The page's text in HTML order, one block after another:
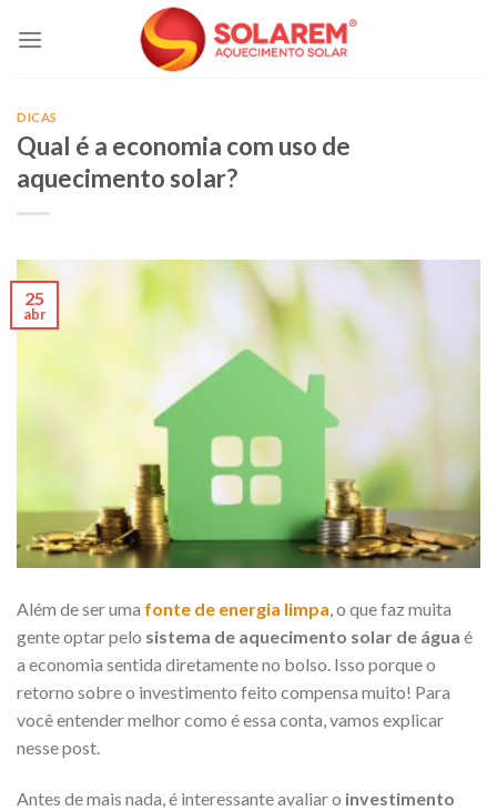
DICAS
Qual é a economia com uso de
aquecimento solar?
25
abr
Além de ser uma fonte de energia limpa, o que faz muita
gente optar pelo sistema de aquecimento solar de água é
a economia sentida diretamente no bolso. Isso porque o
retorno sobre o investimento feito compensa muito! Para
você entender melhor como é essa conta, vamos explicar
nesse post.
Antes de mais nada, é interessante avaliar o investimento